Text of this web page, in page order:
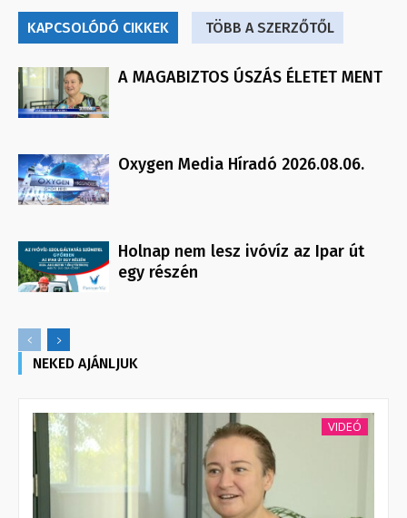
KAPCSOLÓDÓ CIKKEK TÖBB A SZERZŐTŐL
A MAGABIZTOS ÚSZÁS ÉLETET MENT
Oxygen Media Híradó 2026.08.06.
Holnap nem lesz ivóvíz az Ipar út
egy részén
NEKED AJÁNLJUK
VIDEÓ